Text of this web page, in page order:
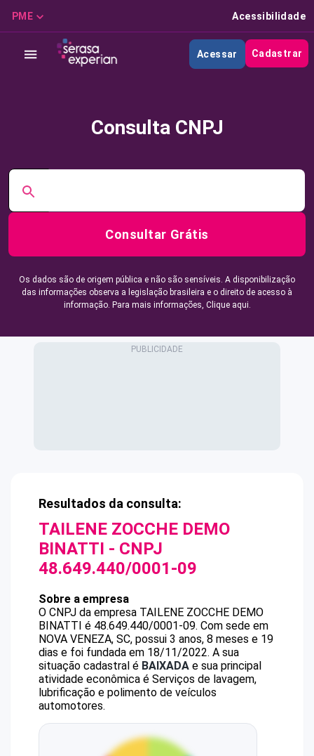
PME Acessibilidade
Acessar Cadastrar
Consulta CNPJ
Consultar Grátis
Os dados são de origem pública e não são sensíveis. A disponibilização
das informações observa a legislação brasileira e o direito de acesso à
informação. Para mais informações, Clique aqui.
Resultados da consulta:
TAILENE ZOCCHE DEMO
BINATTI - CNPJ
48.649.440/0001-09
Sobre a empresa
O CNPJ da empresa TAILENE ZOCCHE DEMO
BINATTI é 48.649.440/0001-09. Com sede em
NOVA VENEZA, SC, possui 3 anos, 8 meses e 19
dias e foi fundada em 18/11/2022. A sua
situação cadastral é BAIXADA e sua principal
atividade econômica é Serviços de lavagem,
lubrificação e polimento de veículos
automotores.